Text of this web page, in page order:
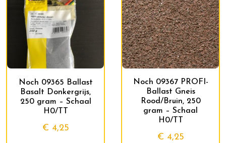
Noch 09365 Ballast
Basalt Donkergrijs,
250 gram – Schaal
H0/TT
€ 4,25
Noch 09367 PROFI-
Ballast Gneis
Rood/Bruin, 250
gram – Schaal
H0/TT
€ 4,25